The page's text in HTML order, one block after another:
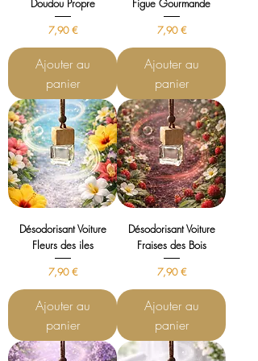
Doudou Propre
Prix
7,90 €
Ajouter au
panier
Figue Gourmande
Prix
7,90 €
Ajouter au
panier
Désodorisant Voiture
Fleurs des iles
Prix
7,90 €
Ajouter au
panier
Désodorisant Voiture
Fraises des Bois
Prix
7,90 €
Ajouter au
panier